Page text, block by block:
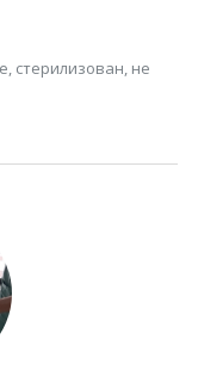
стерилизован, не